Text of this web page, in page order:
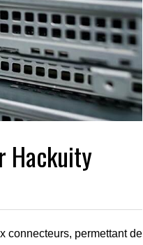
Hackuity
connecteurs, permettant de